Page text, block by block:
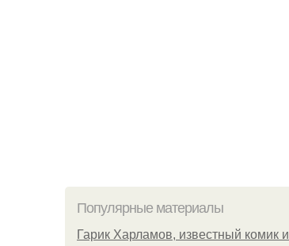
Популярные материалы
Гарик Харламов, известный комик и